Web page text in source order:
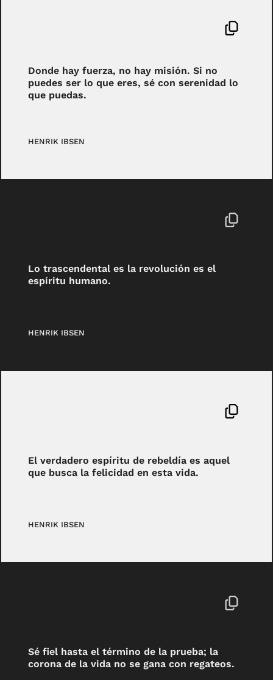
Donde hay fuerza, no hay misión. Si no
puedes ser lo que eres, sé con serenidad lo
que puedas.
HENRIK IBSEN
Lo trascendental es la revolución es el
espíritu humano.
HENRIK IBSEN
El verdadero espíritu de rebeldía es aquel
que busca la felicidad en esta vida.
HENRIK IBSEN
Sé fiel hasta el término de la prueba; la
corona de la vida no se gana con regateos.